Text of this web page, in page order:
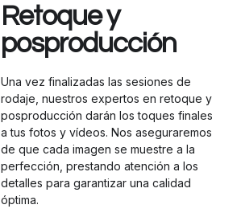
Retoque y
posproducción
Una vez finalizadas las sesiones de
rodaje, nuestros expertos en retoque y
posproducción darán los toques finales
a tus fotos y vídeos. Nos aseguraremos
de que cada imagen se muestre a la
perfección, prestando atención a los
detalles para garantizar una calidad
óptima.